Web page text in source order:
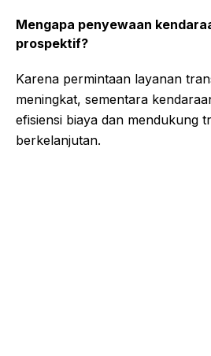
Mengapa penyewaan
prospektif?
Karena permintaan layanan
meningkat, sementara
efisiensi biaya dan mendukung
berkelanjutan.